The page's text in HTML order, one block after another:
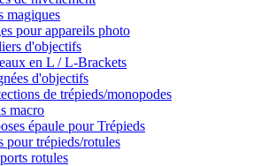
magiques
pour appareils photo
d'objectifs
en L / L-Brackets
d'objectifs
de trépieds/monopodes
macro
épaule pour Trépieds
pour trépieds/rotules
rotules